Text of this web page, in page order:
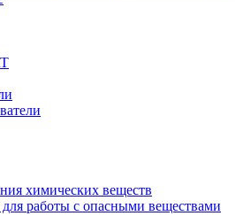
химических веществ
работы с опасными веществами